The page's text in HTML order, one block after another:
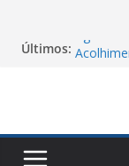
Últimos:
Agosto
de